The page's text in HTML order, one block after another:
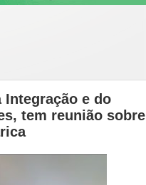
Integração e do
tem reunião sobre